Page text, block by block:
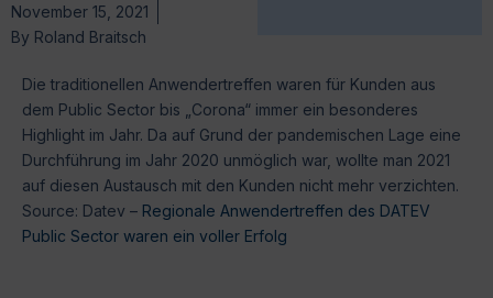
November 15, 2021
By Roland Braitsch
Die traditionellen Anwendertreffen waren für Kunden aus
dem Public Sector bis „Corona“ immer ein besonderes
Highlight im Jahr. Da auf Grund der pandemischen Lage eine
Durchführung im Jahr 2020 unmöglich war, wollte man 2021
auf diesen Austausch mit den Kunden nicht mehr verzichten.
Source: Datev – Regionale Anwendertreffen des DATEV
Public Sector waren ein voller Erfolg